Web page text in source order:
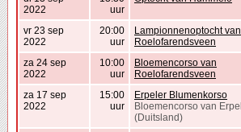
2022
uur
vr 23 sep
2022
20:00
uur
Lampionnenoptocht van
Roelofarendsveen
za 24 sep
2022
10:00
uur
Bloemencorso van
Roelofarendsveen
za 17 sep
2022
15:00
uur
Erpeler Blumenkorso
Bloemencorso van Erpel
(Duitsland)